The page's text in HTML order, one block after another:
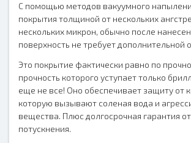
С помощью методов вакуумного
покрытия толщиной от нескольких
нескольких микрон, обычно после
поверхность не требует дополнительной
Это покрытие фактически равно по
прочность которого уступает только
еще не все! Оно обеспечивает защиту от
которую вызывают соленая вода и
вещества. Плюс долгосрочная гарантия
потускнения.